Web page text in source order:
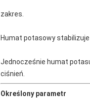
zakres.
Humat potasowy
Jednocześnie humat
ciśnień.
Określony parametr